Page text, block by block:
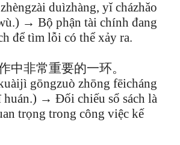
duìzhàng, yǐ cházhǎo
→ Bộ phận tài chính đang
để tìm lỗi có thể xảy ra.
中非常重要的一环。
gōngzuò zhōng fēicháng
huán.) → Đối chiếu sổ sách là
trọng trong công việc kế